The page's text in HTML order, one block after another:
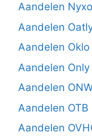
Aandelen
Aandelen
Aandelen Oklo
Aandelen
Aandelen
Aandelen OTB
Aandelen